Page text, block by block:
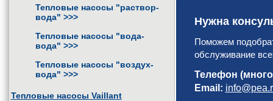
Тепловые насосы "раствор-
вода" >>>
Тепловые насосы "вода-
вода" >>>
Тепловые насосы "воздух-
вода" >>>
Тепловые насосы Vaillant
Нужна
Поможем
обслуживание
Телефон
Email: